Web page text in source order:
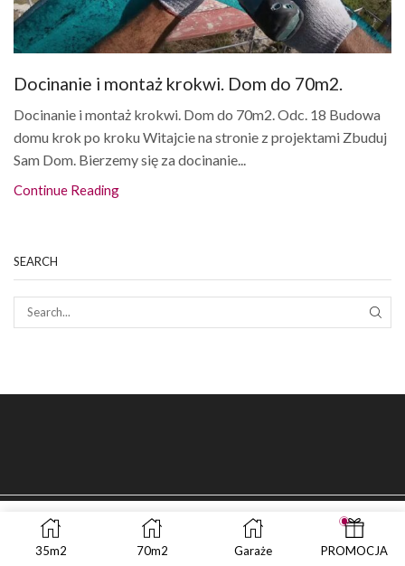
Docinanie i montaż krokwi. Dom do 70m2.
Docinanie i montaż krokwi. Dom do 70m2. Odc. 18 Budowa
domu krok po kroku Witajcie na stronie z projektami Zbuduj
Sam Dom. Bierzemy się za docinanie...
Continue Reading
SEARCH
35m2 70m2 Garaże PROMOCJA